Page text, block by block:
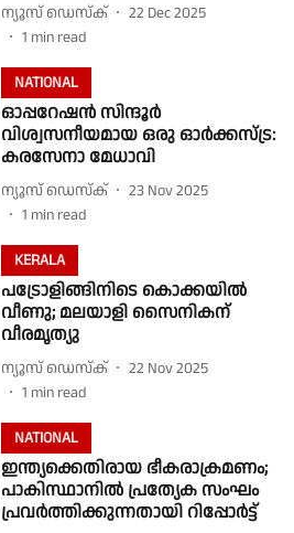
ന്യൂസ് ഡെസ്ക്
22 Dec 2025
1 min read
NATIONAL
ഓപ്പറേഷൻ സിന്ദൂർ
വിശ്വസനീയമായ ഒരു ഓർക്കസ്ട്ര:
കരസേനാ മേധാവി
ന്യൂസ് ഡെസ്ക്
23 Nov 2025
1 min read
KERALA
പട്രോളിങ്ങിനിടെ കൊക്കയിൽ
വീണു; മലയാളി സൈനികന്
വീരമൃത്യു
ന്യൂസ് ഡെസ്ക്
22 Nov 2025
1 min read
NATIONAL
ഇന്ത്യക്കെതിരായ ഭീകരാക്രമണം;
പാകിസ്ഥാനിൽ പ്രത്യേക സംഘം
പ്രവർത്തിക്കുന്നതായി റിപ്പോർട്ട്